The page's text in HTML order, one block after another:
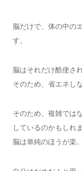
脳だけで、体の中の
す。
脳はそれだけ酷使さ
そのため、省エネし
そのため、複雑では
しているのかもしれ
脳は単純のほうが楽。